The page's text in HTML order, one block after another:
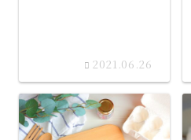
2021.06.26